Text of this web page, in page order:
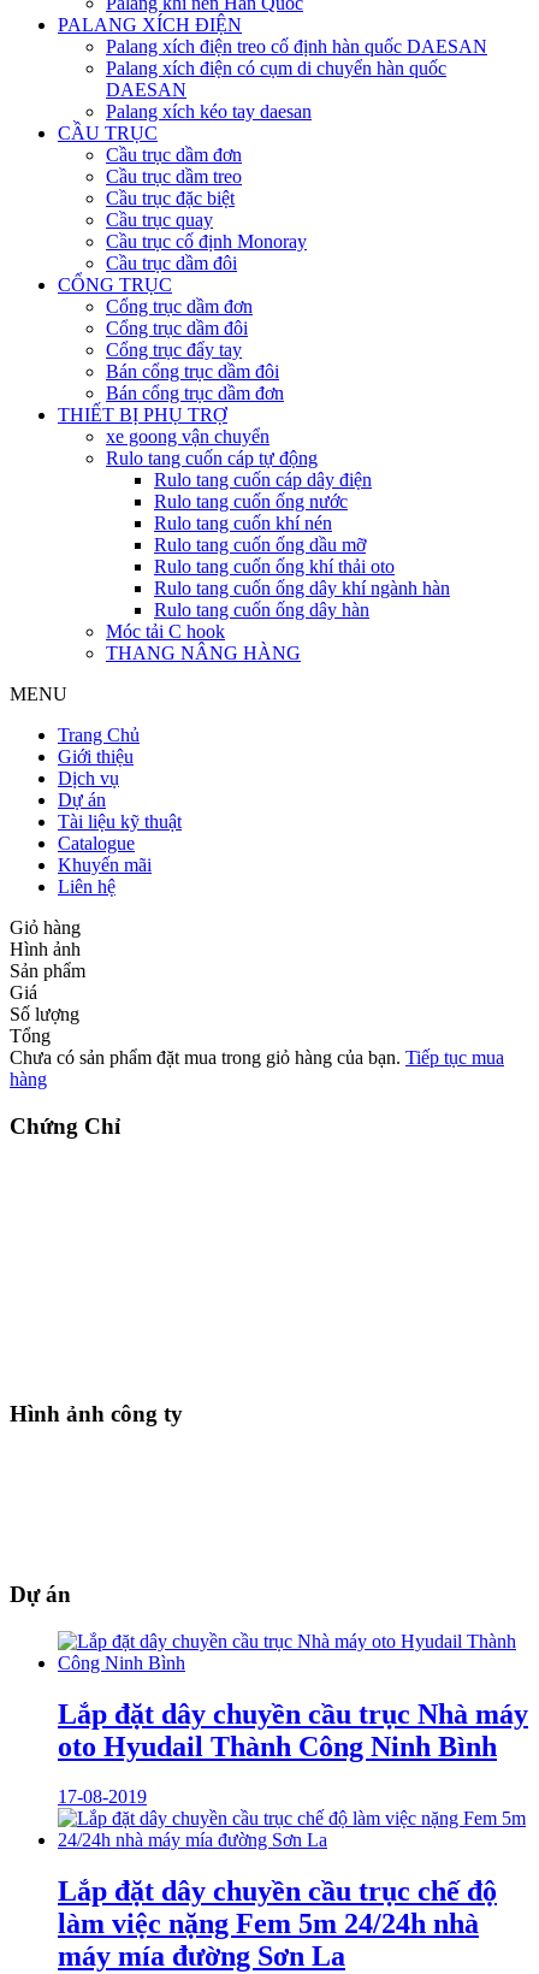
PALANG XÍCH ĐIỆN
Palang xích điện treo cố định hàn quốc DAESAN
Palang xích điện có cụm di chuyển hàn quốc
DAESAN
Palang xích kéo tay daesan
CẦU TRỤC
Cầu trục dầm đơn
Cầu trục dầm treo
Cầu trục đặc biệt
Cầu trục quay
Cầu trục cố định Monoray
Cầu trục dầm đôi
CỔNG TRỤC
Cổng trục dầm đơn
Cổng trục dầm đôi
Cổng trục đẩy tay
Bán cổng trục dầm đôi
Bán cổng trục dầm đơn
THIẾT BỊ PHỤ TRỢ
xe goong vận chuyển
Rulo tang cuốn cáp tự động
Rulo tang cuốn cáp dây điện
Rulo tang cuốn ống nước
Rulo tang cuốn khí nén
Rulo tang cuốn ống dầu mỡ
Rulo tang cuốn ống khí thải oto
Rulo tang cuốn ống dây khí ngành hàn
Rulo tang cuốn ống dây hàn
Móc tải C hook
THANG NÂNG HÀNG
MENU
Trang Chủ
Giới thiệu
Dịch vụ
Dự án
Tài liệu kỹ thuật
Catalogue
Khuyến mãi
Liên hệ
Giỏ hàng
Hình ảnh
Sản phẩm
Giá
Số lượng
Tổng
Chưa có sản phẩm đặt mua trong giỏ hàng của bạn. Tiếp tục mua
hàng
Chứng Chỉ
Hình ảnh công ty
Dự án
Lắp đặt dây chuyền cầu trục Nhà máy
oto Hyudail Thành Công Ninh Bình
17-08-2019
Lắp đặt dây chuyền cầu trục chế độ
làm việc nặng Fem 5m 24/24h nhà
máy mía đường Sơn La